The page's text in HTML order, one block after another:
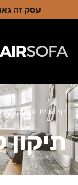
עסק זה
דף הבית »תיקון